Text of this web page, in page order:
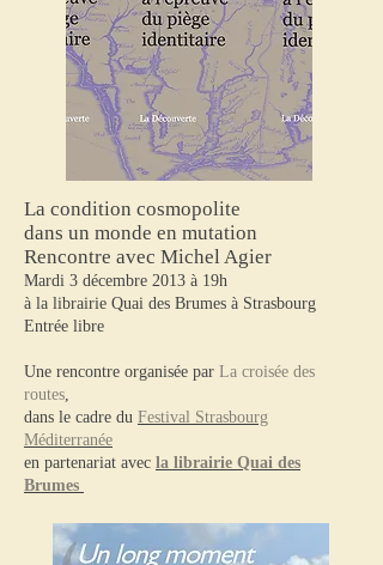
La condition cosmopolite
dans un monde en mutation
Rencontre avec Michel Agier
Mardi 3 décembre 2013 à 19h
à la librairie Quai des Brumes à Strasbourg
Entrée libre
Une rencontre organisée par La croisée des
routes,
dans le cadre du Festival Strasbourg
Méditerranée
en partenariat avec la librairie Quai des
Brumes